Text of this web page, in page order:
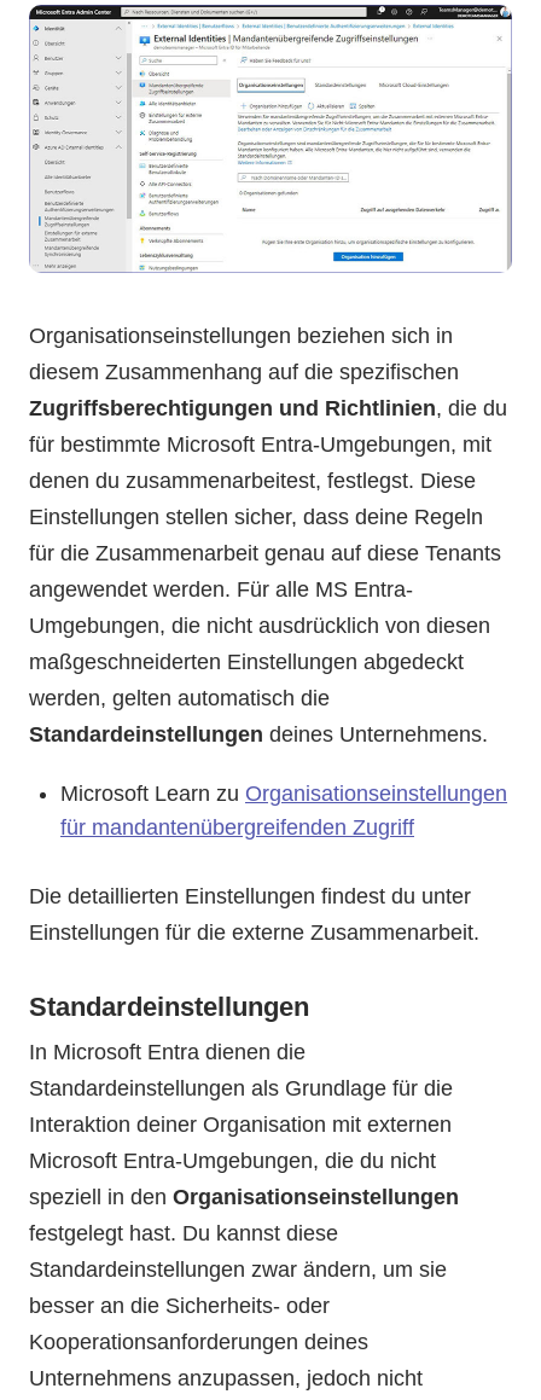
Organisationseinstellungen beziehen sich in
diesem Zusammenhang auf die spezifischen
Zugriffsberechtigungen und Richtlinien, die du
für bestimmte Microsoft Entra-Umgebungen, mit
denen du zusammenarbeitest, festlegst. Diese
Einstellungen stellen sicher, dass deine Regeln
für die Zusammenarbeit genau auf diese Tenants
angewendet werden. Für alle MS Entra-
Umgebungen, die nicht ausdrücklich von diesen
maßgeschneiderten Einstellungen abgedeckt
werden, gelten automatisch die
Standardeinstellungen deines Unternehmens.
Microsoft Learn zu Organisationseinstellungen
für mandantenübergreifenden Zugriff
Die detaillierten Einstellungen findest du unter
Einstellungen für die externe Zusammenarbeit.
Standardeinstellungen
In Microsoft Entra dienen die
Standardeinstellungen als Grundlage für die
Interaktion deiner Organisation mit externen
Microsoft Entra-Umgebungen, die du nicht
speziell in den Organisationseinstellungen
festgelegt hast. Du kannst diese
Standardeinstellungen zwar ändern, um sie
besser an die Sicherheits- oder
Kooperationsanforderungen deines
Unternehmens anzupassen, jedoch nicht